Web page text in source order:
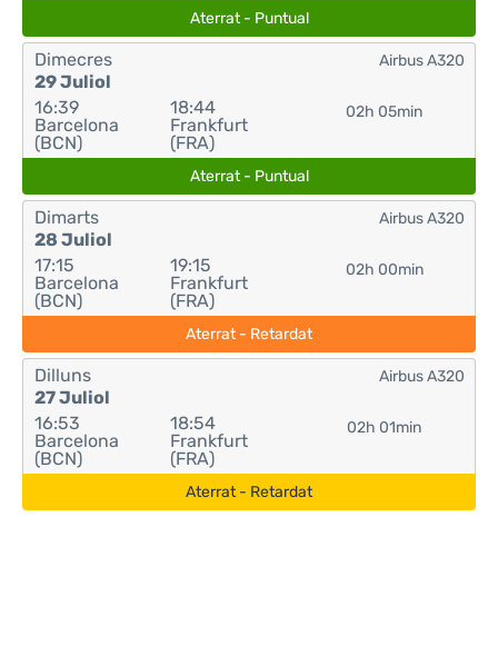
Aterrat - Puntual
Dimecres
29 Juliol
16:39
Barcelona
(BCN)
18:44
Frankfurt
(FRA)
02h 05min
Airbus A320
Aterrat - Puntual
Dimarts
28 Juliol
17:15
Barcelona
(BCN)
19:15
Frankfurt
(FRA)
02h 00min
Airbus A320
Aterrat - Retardat
Dilluns
27 Juliol
16:53
Barcelona
(BCN)
18:54
Frankfurt
(FRA)
02h 01min
Airbus A320
Aterrat - Retardat